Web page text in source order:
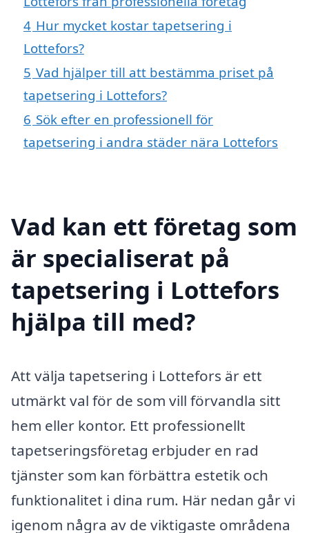
4 Hur mycket kostar tapetsering i
Lottefors?
5 Vad hjälper till att bestämma priset på
tapetsering i Lottefors?
6 Sök efter en professionell för
tapetsering i andra städer nära Lottefors
Vad kan ett företag som
är specialiserat på
tapetsering i Lottefors
hjälpa till med?
Att välja tapetsering i Lottefors är ett
utmärkt val för de som vill förvandla sitt
hem eller kontor. Ett professionellt
tapetseringsföretag erbjuder en rad
tjänster som kan förbättra estetik och
funktionalitet i dina rum. Här nedan går vi
igenom några av de viktigaste områdena